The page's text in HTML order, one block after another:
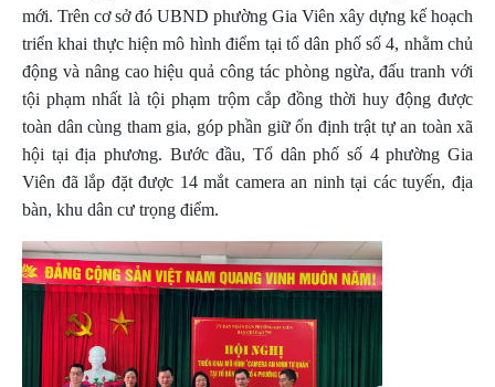
mới. Trên cơ sở đó UBND phường Gia Viên xây dựng kế hoạch
triển khai thực hiện mô hình điểm tại tổ dân phố số 4, nhằm chủ
động và nâng cao hiệu quả công tác phòng ngừa, đấu tranh với
tội phạm nhất là tội phạm trộm cắp đồng thời huy động được
toàn dân cùng tham gia, góp phần giữ ổn định trật tự an toàn xã
hội tại địa phương. Bước đầu, Tổ dân phố số 4 phường Gia
Viên đã lắp đặt được 14 mắt camera an ninh tại các tuyến, địa
bàn, khu dân cư trọng điểm.